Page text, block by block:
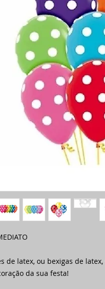
de latex, ou bexigas de
da sua festa!